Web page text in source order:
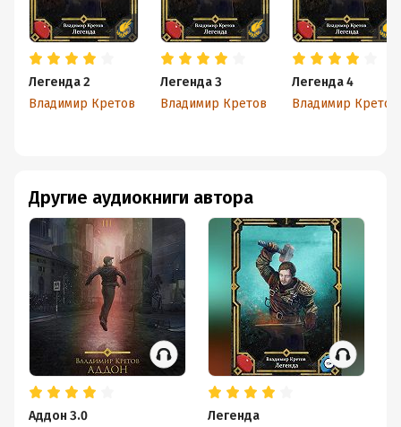
Легенда 2
Владимир Кретов
Легенда 3
Владимир Кретов
Легенда 4
Владимир Кретов
Другие аудиокниги автора
Аддон 3.0
Легенда